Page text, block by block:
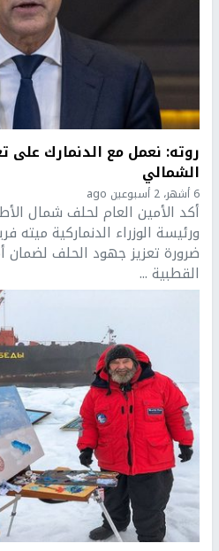
روته: نعمل مع الدنمارك على
الشمالي
6 أشهر، 2 أسبوعين ago
أكد الأمين العام لحلف شمال
ورئيسة الوزراء الدنماركية ميته
ضرورة تعزيز جهود الحلف لضمان
القطبية ...